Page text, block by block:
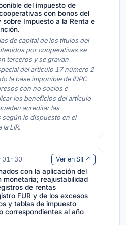
del impuesto de
con bonos del
Impuesto a la Renta e
de capital de los títulos del
por cooperativas se
terceros y se gravan
del artículo 17 número 2
la base imponible de IDPC
con no socios e
los beneficios del artículo
acreditar las
lo dispuesto en el
LIR.
01-30 Ver en SII ↗
con la aplicación del
monetaria; reajustabilidad
de rentas
FUR y de los excesos
y tablas de impuesto
correspondientes al año